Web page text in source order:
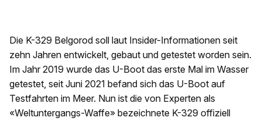
Die K-329 Belgorod soll laut Insider-Informationen seit
zehn Jahren entwickelt, gebaut und getestet worden sein.
Im Jahr 2019 wurde das U-Boot das erste Mal im Wasser
getestet, seit Juni 2021 befand sich das U-Boot auf
Testfahrten im Meer. Nun ist die von Experten als
«Weltuntergangs-Waffe» bezeichnete K-329 offiziell